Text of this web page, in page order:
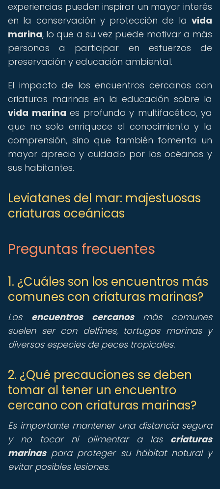
experiencias pueden inspirar un mayor interés
en la conservación y protección de la vida
marina, lo que a su vez puede motivar a más
personas a participar en esfuerzos de
preservación y educación ambiental.
El impacto de los encuentros cercanos con
criaturas marinas en la educación sobre la
vida marina es profundo y multifacético, ya
que no solo enriquece el conocimiento y la
comprensión, sino que también fomenta un
mayor aprecio y cuidado por los océanos y
sus habitantes.
Leviatanes del mar: majestuosas
criaturas oceánicas
Preguntas frecuentes
1. ¿Cuáles son los encuentros más
comunes con criaturas marinas?
Los encuentros cercanosmás comunes
suelen ser con delfines, tortugas marinas y
diversas especies de peces tropicales.
2. ¿Qué precauciones se deben
tomar al tener un encuentro
cercano con criaturas marinas?
Es importante mantener una distancia segura
y no tocar ni alimentar a las criaturas
marinaspara proteger su hábitat natural y
evitar posibles lesiones.